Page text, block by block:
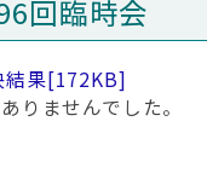
回臨時会
結果[172KB]
りませんでした。